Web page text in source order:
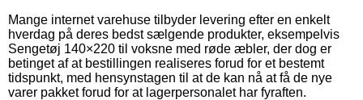
Mange internet varehuse tilbyder levering efter en enkelt
hverdag på deres bedst sælgende produkter, eksempelvis
Sengetøj 140×220 til voksne med røde æbler, der dog er
betinget af at bestillingen realiseres forud for et bestemt
tidspunkt, med hensynstagen til at de kan nå at få de nye
varer pakket forud for at lagerpersonalet har fyraften.